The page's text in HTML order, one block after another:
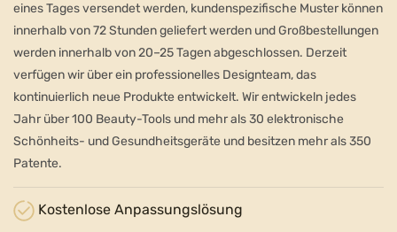
eines Tages versendet werden, kundenspezifische Muster können
innerhalb von 72 Stunden geliefert werden und Großbestellungen
werden innerhalb von 20–25 Tagen abgeschlossen. Derzeit
verfügen wir über ein professionelles Designteam, das
kontinuierlich neue Produkte entwickelt. Wir entwickeln jedes
Jahr über 100 Beauty-Tools und mehr als 30 elektronische
Schönheits- und Gesundheitsgeräte und besitzen mehr als 350
Patente.
Kostenlose Anpassungslösung